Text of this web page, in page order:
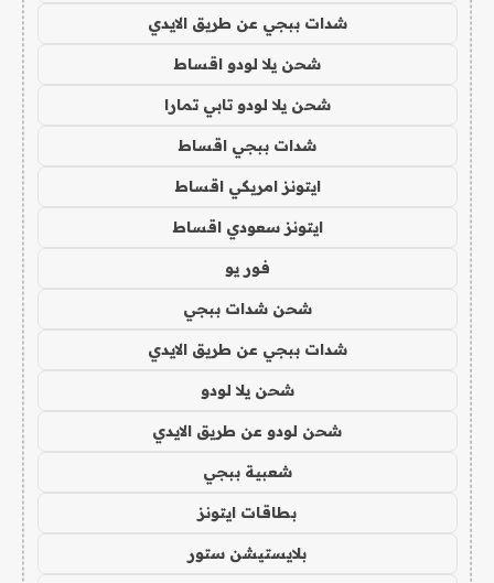
شدات ببجي عن طريق الايدي
شحن يلا لودو اقساط
شحن يلا لودو تابي تمارا
شدات ببجي اقساط
ايتونز امريكي اقساط
ايتونز سعودي اقساط
فور يو
شحن شدات ببجي
شدات ببجي عن طريق الايدي
شحن يلا لودو
شحن لودو عن طريق الايدي
شعبية ببجي
بطاقات ايتونز
بلايستيشن ستور